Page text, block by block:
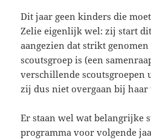
Dit jaar geen kinders die
Zelie eigenlijk wel: zij start
aangezien dat strikt genomen
scoutsgroep is (een
verschillende scoutsgroepen
zij dus niet overgaan bij haar
Er staan wel wat belangrijke
programma voor volgende